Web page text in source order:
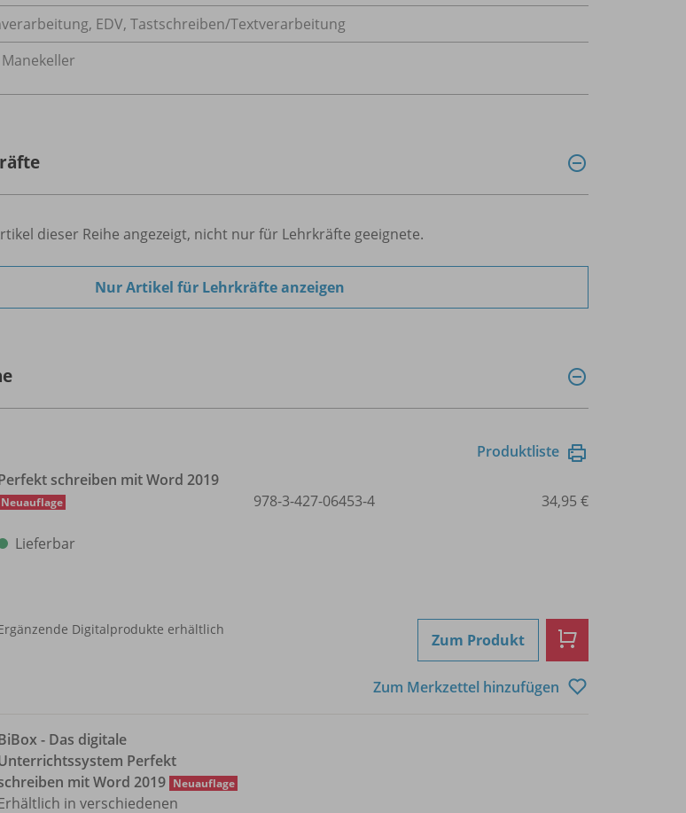
, EDV, Tastschreiben/Textverarbeitung
dieser Reihe angezeigt, nicht nur für Lehrkräfte geeignete.
Nur Artikel für Lehrkräfte anzeigen
Produktliste
schreiben mit Word 2019
Neuauflage
Lieferbar
Digitalprodukte erhältlich
978-3-427-06453-4 34,95 €
Zum Produkt
Zum Merkzettel hinzufügen
- Das digitale
Perfekt
mit Word 2019 Neuauflage
in verschiedenen